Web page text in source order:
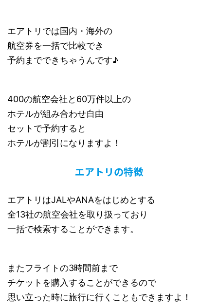
エアトリでは国内・海外の
航空券を一括で比較でき
予約までできちゃうんです♪
400の航空会社と60万件以上の
ホテルが組み合わせ自由
セットで予約すると
ホテルが割引になりますよ！
エアトリの特徴
エアトリはJALやANAをはじめとする
全13社の航空会社を取り扱っており
一括で検索することができます。
またフライトの3時間前まで
チケットを購入することができるので
思い立った時に旅行に行くこともできますよ！